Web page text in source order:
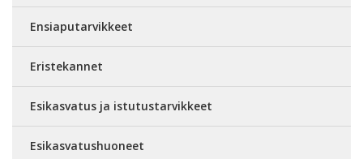
Ensiaputarvikkeet
Eristekannet
Esikasvatus ja istutustarvikkeet
Esikasvatushuoneet